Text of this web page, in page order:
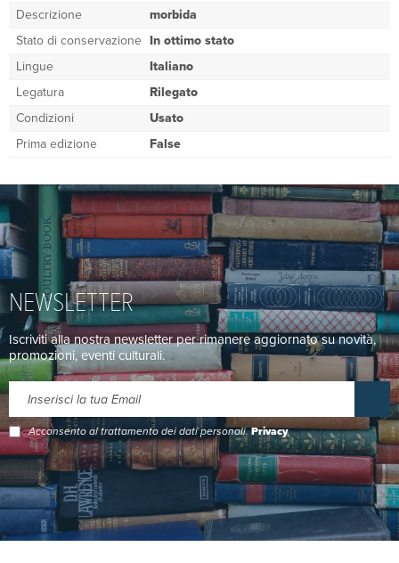
Descrizione
morbida
Stato di conservazione In ottimo stato
Lingue
Italiano
Legatura
Rilegato
Condizioni
Usato
Prima edizione
False
NEWSLETTER
Iscriviti alla nostra newsletter per rimanere aggiornato su novità,
promozioni, eventi culturali.
Acconsento al trattamento dei dati personali.Privacy